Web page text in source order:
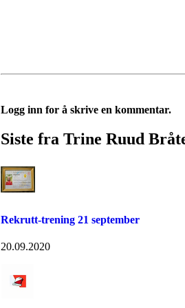
Logg inn for å skrive en kommentar.
Siste fra Trine Ruud
Rekrutt-trening 21 september
20.09.2020